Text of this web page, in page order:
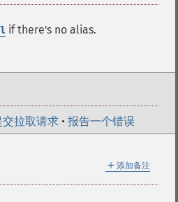
if there's no alias.
交拉取请求 • 报告一个错误
＋ 添加备注